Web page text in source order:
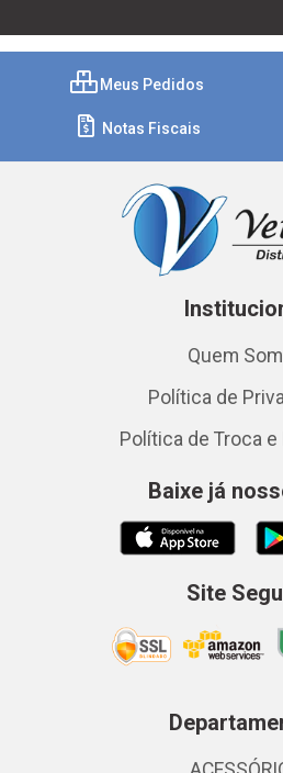
Meus Pedidos
Notas Fiscais
Quem
Política de
Política de Troca
Baixe já
Site